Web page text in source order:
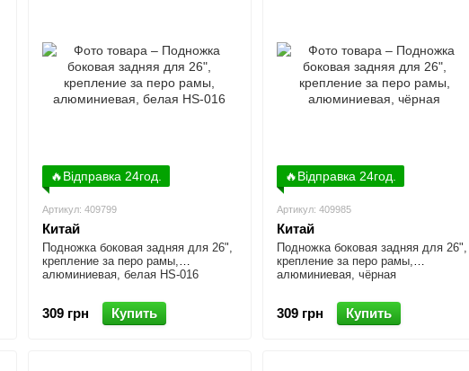
🔥Відправка 24год.
Артикул: 409799
Китай
Подножка боковая задняя для 26",
крепление за перо рамы,
алюминиевая, белая HS-016
309 грн Купить
🔥Відправка 24год.
Артикул: 409985
Китай
Подножка боковая задняя для 26",
крепление за перо рамы,
алюминиевая, чёрная
309 грн Купить